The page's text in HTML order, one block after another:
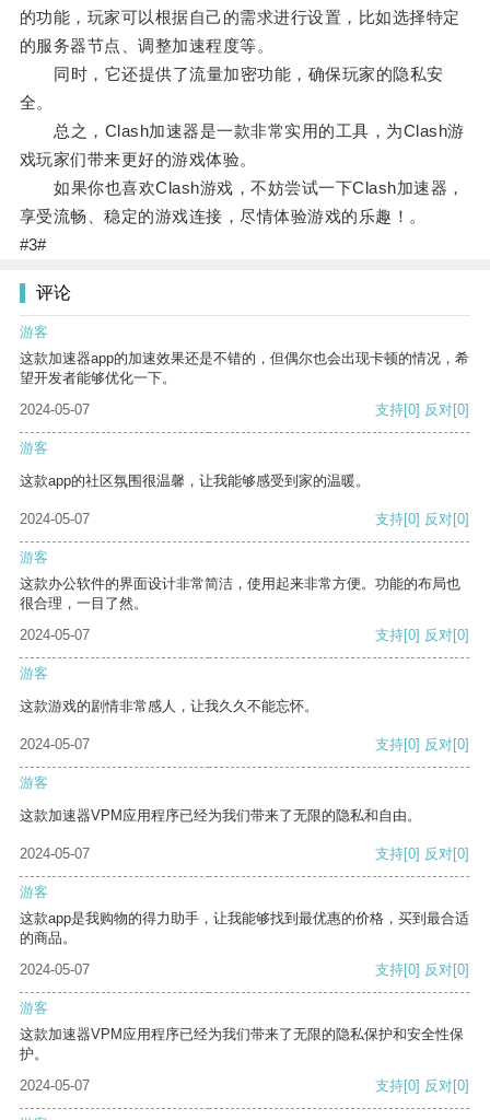
的功能，玩家可以根据自己的需求进行设置，比如选择特定
的服务器节点、调整加速程度等。
同时，它还提供了流量加密功能，确保玩家的隐私安
全。
总之，Clash加速器是一款非常实用的工具，为Clash游
戏玩家们带来更好的游戏体验。
如果你也喜欢Clash游戏，不妨尝试一下Clash加速器，
享受流畅、稳定的游戏连接，尽情体验游戏的乐趣！。
#3#
评论
游客
这款加速器app的加速效果还是不错的，但偶尔也会出现卡顿的情况，希
望开发者能够优化一下。
2024-05-07
支持[0] 反对[0]
游客
这款app的社区氛围很温馨，让我能够感受到家的温暖。
2024-05-07 支持[0] 反对[0]
游客
这款办公软件的界面设计非常简洁，使用起来非常方便。功能的布局也
很合理，一目了然。
2024-05-07
支持[0] 反对[0]
游客
这款游戏的剧情非常感人，让我久久不能忘怀。
2024-05-07 支持[0] 反对[0]
游客
这款加速器VPM应用程序已经为我们带来了无限的隐私和自由。
2024-05-07 支持[0] 反对[0]
游客
这款app是我购物的得力助手，让我能够找到最优惠的价格，买到最合适
的商品。
2024-05-07
支持[0] 反对[0]
游客
这款加速器VPM应用程序已经为我们带来了无限的隐私保护和安全性保
护。
2024-05-07
支持[0] 反对[0]